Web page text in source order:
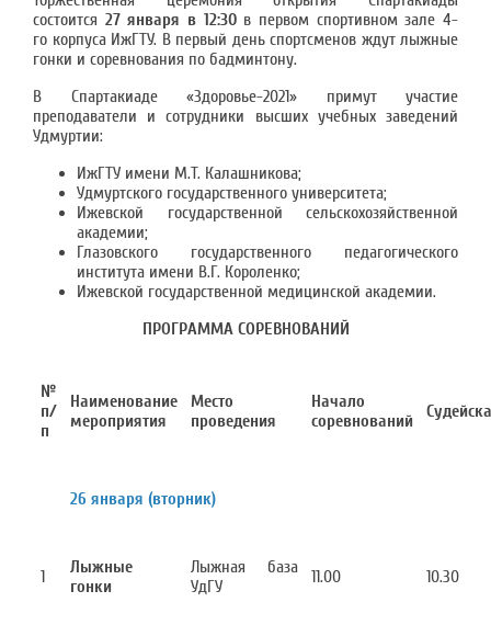
состоится 27 января в 12:30в первом спортивном зале 4-
го корпуса ИжГТУ. В первый день спортсменов ждут лыжные
гонки и соревнования по бадминтону.
В Спартакиаде «Здоровье-2021» примут участие
преподаватели и сотрудники высших учебных заведений
Удмуртии:
ИжГТУ имени М.Т. Калашникова;
Удмуртского государственного университета;
Ижевской государственной сельскохозяйственной
академии;
Глазовского государственного педагогического
института имени В.Г. Короленко;
Ижевской государственной медицинской академии.
ПРОГРАММА СОРЕВНОВАНИЙ
№
п/
п
Наименование
мероприятия
Место
проведения
Начало
соревнований
26 января (вторник)
1
Лыжные
гонки
Лыжная база
УдГУ
11.00 10.30